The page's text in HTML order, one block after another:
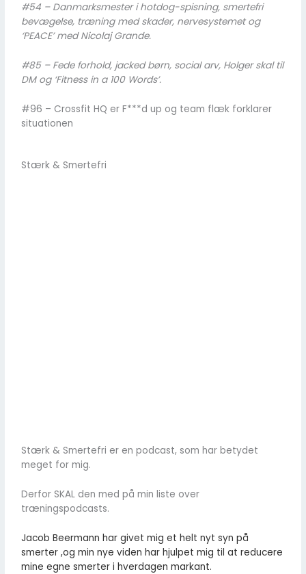
#54 – Danmarksmester i hotdog-spisning, smertefri
bevægelse, træning med skader, nervesystemet og
‘PEACE’ med Nicolaj Grande.
#85 – Fede forhold, jacked børn, social arv, Holger skal til
DM og ‘Fitness in a 100 Words’.
#96 – Crossfit HQ er F***d up og team flæk forklarer
situationen
Stærk & Smertefri
Stærk & Smertefri er en podcast, som har betydet
meget for mig.
Derfor SKAL den med på min liste over
træningspodcasts.
Jacob Beermann har givet mig et helt nyt syn på
smerter ,og min nye viden har hjulpet mig til at reducere
mine egne smerter i hverdagen markant.